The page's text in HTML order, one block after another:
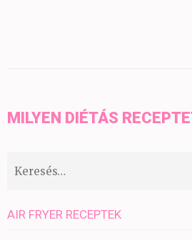
MILYEN DIÉTÁS
Keresés:
AIR FRYER RECEPTEK